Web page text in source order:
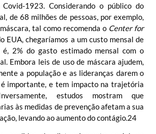
1923. Considerando o público do
de 68 milhões de pessoas, por exemplo,
tal como recomenda o Center for
EUA, chegaríamos a um custo mensal de
2% do gasto estimado mensal com o
Embora leis de uso de máscara ajudem,
a população e as lideranças darem o
importante, e tem impacto na trajetória
estudos mostram que
às medidas de prevenção afetam a sua
levando ao aumento do contágio.24